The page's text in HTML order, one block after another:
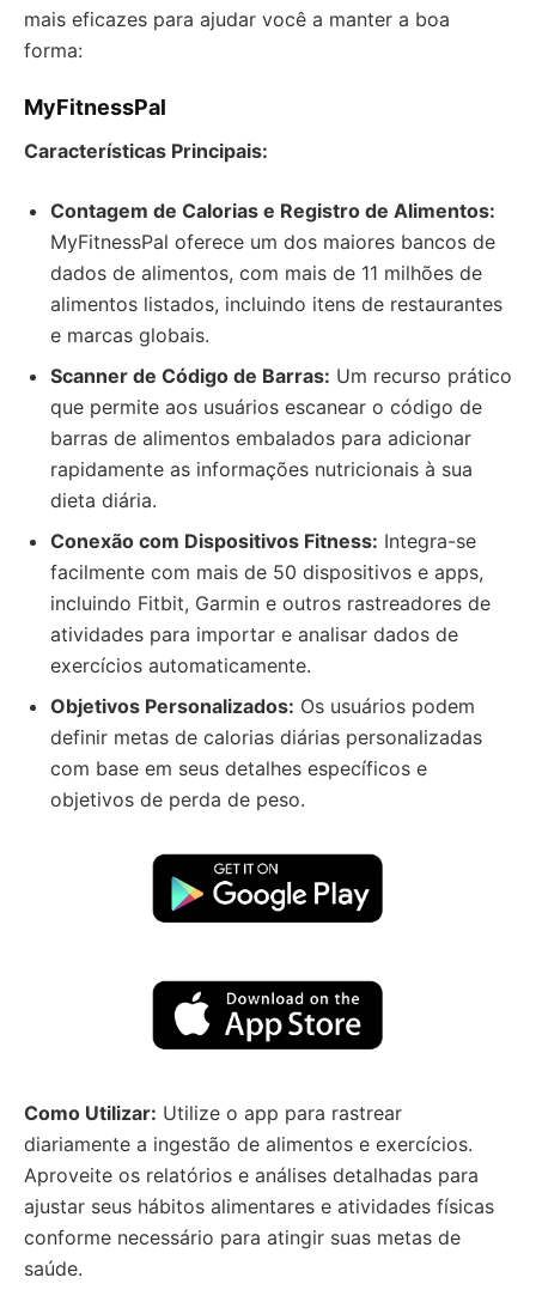
mais eficazes para ajudar você a manter a boa
forma:
MyFitnessPal
Características Principais:
Contagem de Calorias e Registro de Alimentos:
MyFitnessPal oferece um dos maiores bancos de
dados de alimentos, com mais de 11 milhões de
alimentos listados, incluindo itens de restaurantes
e marcas globais.
Scanner de Código de Barras: Um recurso prático
que permite aos usuários escanear o código de
barras de alimentos embalados para adicionar
rapidamente as informações nutricionais à sua
dieta diária.
Conexão com Dispositivos Fitness: Integra-se
facilmente com mais de 50 dispositivos e apps,
incluindo Fitbit, Garmin e outros rastreadores de
atividades para importar e analisar dados de
exercícios automaticamente.
Objetivos Personalizados: Os usuários podem
definir metas de calorias diárias personalizadas
com base em seus detalhes específicos e
objetivos de perda de peso.
Como Utilizar: Utilize o app para rastrear
diariamente a ingestão de alimentos e exercícios.
Aproveite os relatórios e análises detalhadas para
ajustar seus hábitos alimentares e atividades físicas
conforme necessário para atingir suas metas de
saúde.